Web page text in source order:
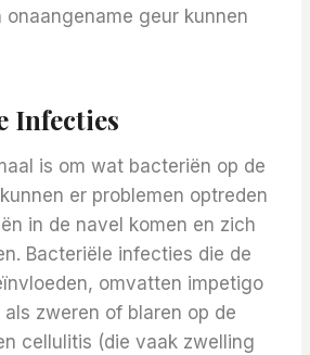
onaangename geur kunnen
Infecties
is om wat bacteriën op de
er problemen optreden
in de navel komen en zich
Bacteriële infecties die de
omvatten impetigo
zweren of blaren op de
cellulitis (die vaak zwelling